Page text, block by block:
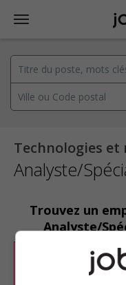
Technologies
Analyste/
Trouvez un
Analyste/
Désolé, cette
résultat.